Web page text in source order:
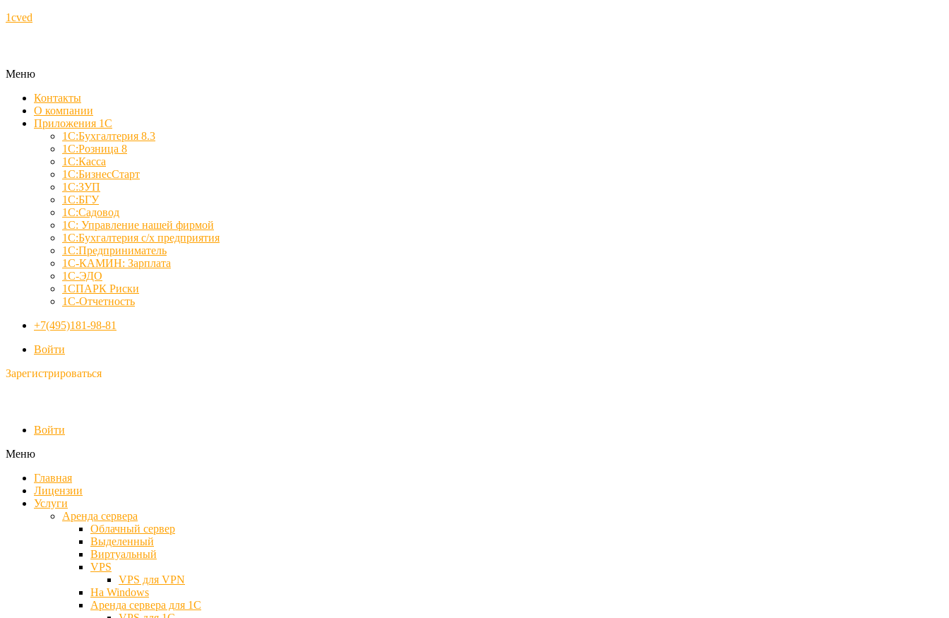
1cved
Меню
Контакты
О компании
Приложения 1С
1С:Бухгалтерия 8.3
1С:Розница 8
1С:Касса
1С:БизнесСтарт
1С:ЗУП
1С:БГУ
1С:Садовод
1С: Управление нашей фирмой
1С:Бухгалтерия с/х предприятия
1С:Предприниматель
1С-КАМИН: Зарплата
1С-ЭДО
1СПАРК Риски
1С-Отчетность
+7(495)181-98-81
Войти
Зарегистрироваться
Войти
Меню
Главная
Лицензии
Услуги
Аренда сервера
Облачный сервер
Выделенный
Виртуальный
VPS
VPS для VPN
На Windows
Аренда сервера для 1С